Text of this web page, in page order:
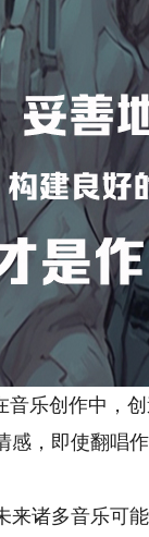
乐创作中，
，即使翻唱
诸多音乐可